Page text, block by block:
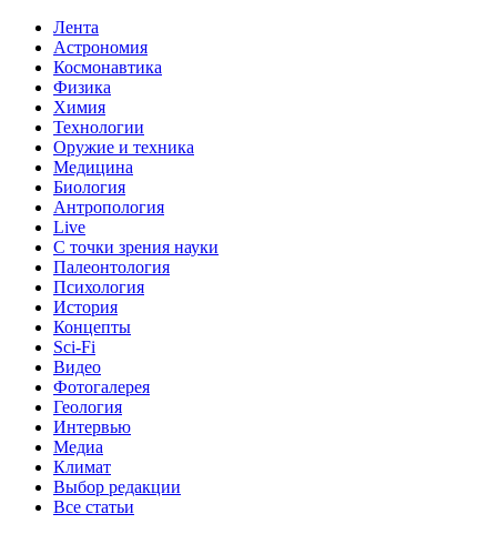
Лента
Астрономия
Космонавтика
Физика
Химия
Технологии
Оружие и техника
Медицина
Биология
Антропология
Live
С точки зрения науки
Палеонтология
Психология
История
Концепты
Sci-Fi
Видео
Фотогалерея
Геология
Интервью
Медиа
Климат
Выбор редакции
Все статьи